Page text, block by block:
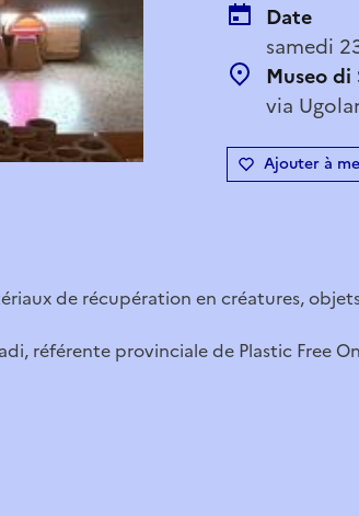
Date
samedi
Museo
via
Ajouter à
de récupération en créatures,
référente provinciale de Plastic Free